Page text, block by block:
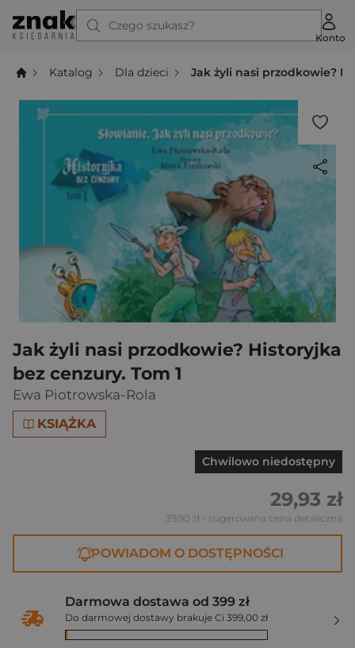
Czego szukasz?
Konto
Katalog Dla dzieci Jak żyli nasi przodkowie?
Jak żyli nasi przodkowie? Historyjka
bez cenzury. Tom 1
Ewa Piotrowska-Rola
KSIĄŻKA
Chwilowo niedostępny
29,93 zł
39,90 zł - sugerowana cena detaliczna
POWIADOM O DOSTĘPNOŚCI
Darmowa dostawa od 399 zł
Do darmowej dostawy brakuje Ci 399,00 zł